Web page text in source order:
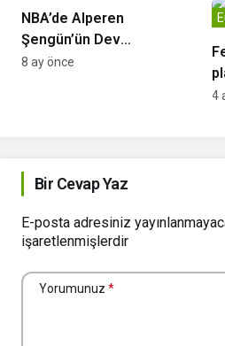
NBA’de Alperen
Şengün’ün Dev
Performansı Rockets’a
8 ay önce
4
Bir Cevap Yaz
E-posta adresiniz
işaretlenmişlerdir
Yorumunuz *